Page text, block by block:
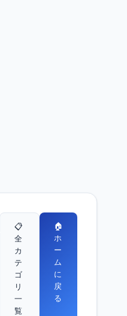
📋
全
カ
テ
ゴ
リ
一
覧
🏠
ホ
ー
ム
に
戻
る